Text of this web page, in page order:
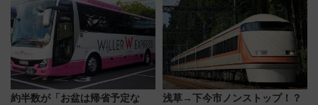
約半数が「お盆は帰省予定な
浅草→下今市ノンストップ！？